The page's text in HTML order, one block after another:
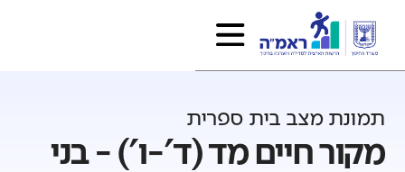
תמונת מצב בית ספרית
מקור חיים מד (ד'-ו') - בני